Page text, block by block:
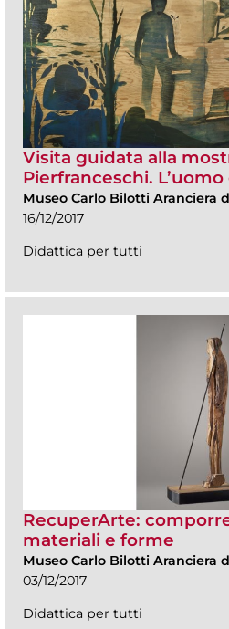
Visita guidata alla
Pierfranceschi. L’uomo
Museo Carlo Bilotti Aranciera
16/12/2017
Didattica per tutti
RecuperArte:
materiali e forme
Museo Carlo Bilotti Aranciera
03/12/2017
Didattica per tutti